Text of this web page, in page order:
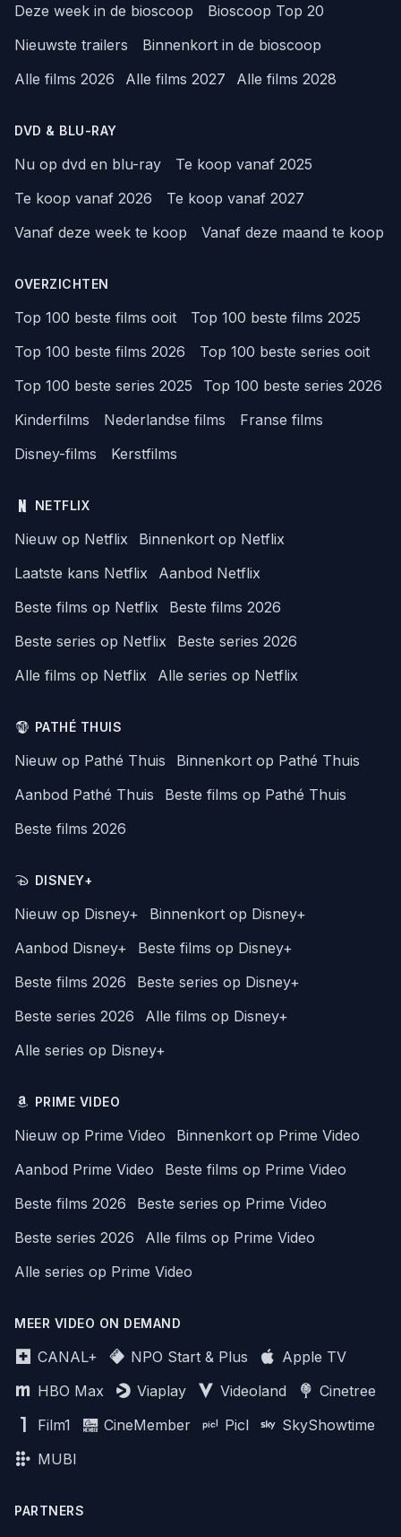
Deze week in de bioscoop
Bioscoop Top 20
Nieuwste trailers
Binnenkort in de bioscoop
Alle films 2026
Alle films 2027 Alle films 2028
DVD & BLU-RAY
Nu op dvd en blu-ray
Te koop vanaf 2025
Te koop vanaf 2026
Te koop vanaf 2027
Vanaf deze week te koop
Vanaf deze maand te koop
OVERZICHTEN
Top 100 beste films ooit
Top 100 beste films 2025
Top 100 beste films 2026
Top 100 beste series ooit
Top 100 beste series 2025
Top 100 beste series 2026
Kinderfilms
Nederlandse films
Franse films
Disney-films
Kerstfilms
NETFLIX
Nieuw op Netflix
Binnenkort op Netflix
Laatste kans Netflix
Aanbod Netflix
Beste films op Netflix
Beste films 2026
Beste series op Netflix
Beste series 2026
Alle films op Netflix
Alle series op Netflix
PATHÉ THUIS
Nieuw op Pathé Thuis
Binnenkort op Pathé Thuis
Aanbod Pathé Thuis
Beste films op Pathé Thuis
Beste films 2026
DISNEY+
Nieuw op Disney+
Binnenkort op Disney+
Aanbod Disney+
Beste films op Disney+
Beste films 2026
Beste series op Disney+
Beste series 2026
Alle films op Disney+
Alle series op Disney+
PRIME VIDEO
Nieuw op Prime Video
Binnenkort op Prime Video
Aanbod Prime Video
Beste films op Prime Video
Beste films 2026
Beste series op Prime Video
Beste series 2026
Alle films op Prime Video
Alle series op Prime Video
MEER VIDEO ON DEMAND
CANAL+ NPO Start & Plus
Apple TV
HBO Max
Viaplay Videoland
Cinetree
Film1
CineMember Picl
SkyShowtime
MUBI
PARTNERS